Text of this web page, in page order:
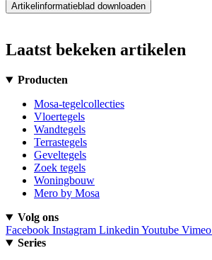
Artikelinformatieblad downloaden
Laatst bekeken artikelen
Producten
Mosa-tegelcollecties
Vloertegels
Wandtegels
Terrastegels
Geveltegels
Zoek tegels
Woningbouw
Mero by Mosa
Volg ons
Facebook Instagram Linkedin Youtube Vimeo
Series